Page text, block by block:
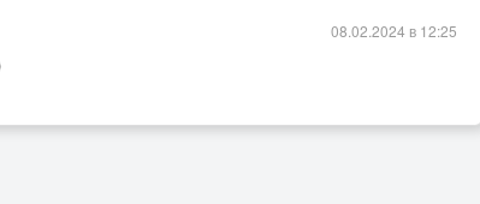
08.02.2024 в 12:25